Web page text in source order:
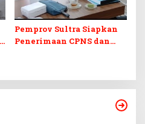
Pemprov Sultra Siapkan
Penerimaan CPNS dan